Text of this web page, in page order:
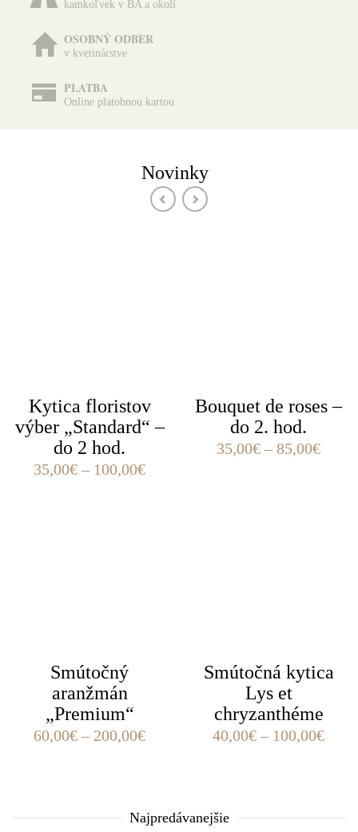
kamkoľvek v BA a okolí
OSOBNÝ ODBER
v kvetinárstve
PLATBA
Online platobnou kartou
Novinky
Kytica floristov
výber „Standard“ –
do 2 hod.
35,00€ – 100,00€
Bouquet de roses –
do 2. hod.
35,00€ – 85,00€
Smútočný
aranžmán
„Premium“
60,00€ – 200,00€
Smútočná kytica
Lys et
chryzanthéme
40,00€ – 100,00€
Najpredávanejšie